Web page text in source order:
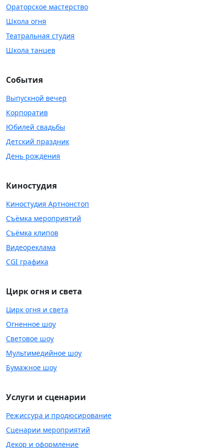
Ораторское мастерство
Школа огня
Театральная студия
Школа танцев
События
Выпускной вечер
Корпоратив
Юбилей свадьбы
Детский праздник
День рождения
Киностудия
Киностудия Артнонстоп
Съёмка мероприятий
Съёмка клипов
Видеореклама
CGI графика
Цирк огня и света
Цирк огня и света
Огненное шоу
Световое шоу
Мультимедийное шоу
Бумажное шоу
Услуги и сценарии
Режиссура и продюсирование
Сценарии мероприятий
Декор и оформление